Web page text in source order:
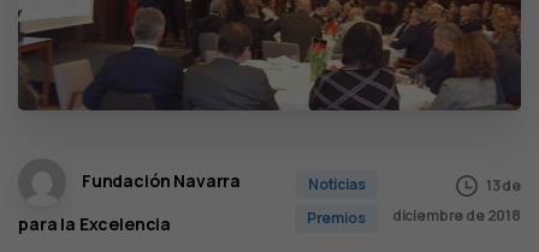
Fundación Navarra
para la Excelencia
Noticias
Premios
13 de
diciembre de 2018